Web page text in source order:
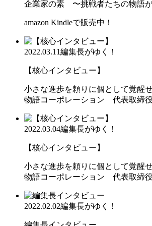
企業家の素 〜挑戦者たちの物語
amazon Kindleで販売中！
2022.03.11編集長がゆく！
【核心インタビュー】
小さな進歩を頼りに個として覚醒
物語コーポレーション 代表取締
2022.03.04編集長がゆく！
【核心インタビュー】
小さな進歩を頼りに個として覚醒
物語コーポレーション 代表取締
2022.02.02編集長がゆく！